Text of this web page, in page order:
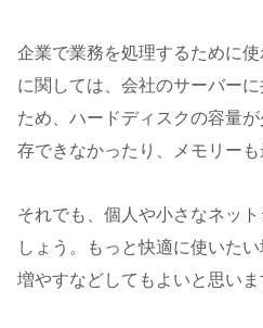
企業で業務を処理するために
に関しては、会社のサーバー
ため、ハードディスクの容量
存できなかったり、メモリーも
それでも、個人や小さなネッ
しょう。もっと快適に使いた
増やすなどしてもよいと思いま